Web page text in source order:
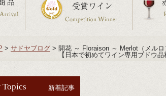
> サドヤブログ > 開花 ～ Floraison ～ Merlot（メルロ
【日本で初めてワイン専用ブドウ
Topics 新着記事